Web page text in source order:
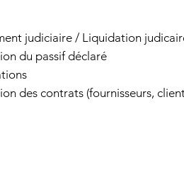
judiciaire / Liquidation
du passif déclaré
des contrats (fournisseurs,